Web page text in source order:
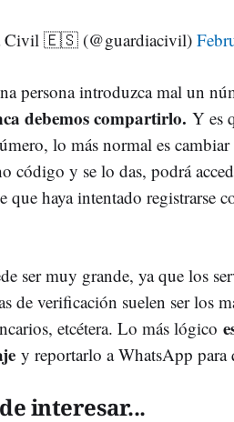
Civil 🇪🇸 (@guardiacivil)
persona introduzca mal un
debemos compartirlo. Y es
lo más normal es
código y se lo das, podrá
que haya intentado registrarse
ser muy grande, ya que los
de verificación suelen ser los
etcétera. Lo más lógico
y reportarlo a WhatsApp para
interesar...